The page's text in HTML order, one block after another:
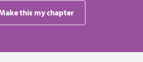
this my chapter